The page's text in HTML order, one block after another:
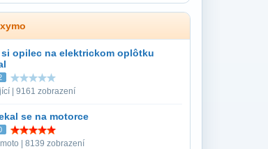
opilec na elektrickom oplôtku
| 9161 zobrazení
se na motorce
| 8139 zobrazení